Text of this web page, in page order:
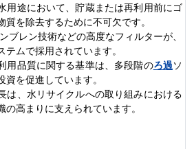
用途において、貯蔵または再利用前にゴ
質を除去するために不可欠です。
ブレン技術などの高度なフィルターが、
ムで採用されています。
用品質に関する基準は、多段階のろ過ソ
資を促進しています。
は、水リサイクルへの取り組みにおける
高まりに支えられています。